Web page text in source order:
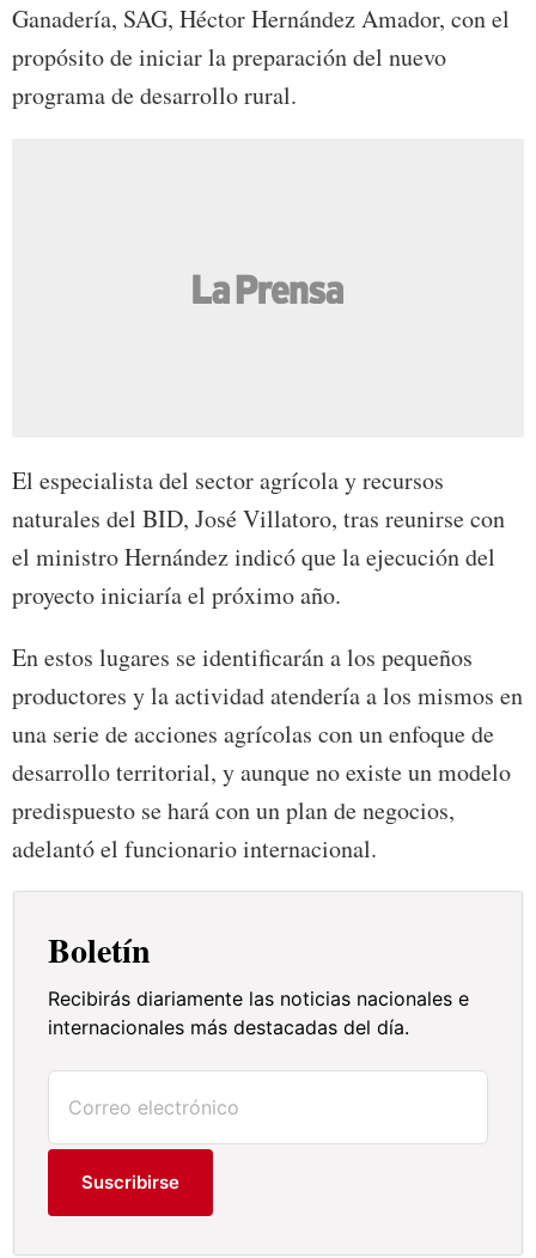
Ganadería, SAG, Héctor Hernández Amador, con el
propósito de iniciar la preparación del nuevo
programa de desarrollo rural.
El especialista del sector agrícola y recursos
naturales del BID, José Villatoro, tras reunirse con
el ministro Hernández indicó que la ejecución del
proyecto iniciaría el próximo año.
En estos lugares se identificarán a los pequeños
productores y la actividad atendería a los mismos en
una serie de acciones agrícolas con un enfoque de
desarrollo territorial, y aunque no existe un modelo
predispuesto se hará con un plan de negocios,
adelantó el funcionario internacional.
Boletín
Recibirás diariamente las noticias nacionales e
internacionales más destacadas del día.
Suscribirse